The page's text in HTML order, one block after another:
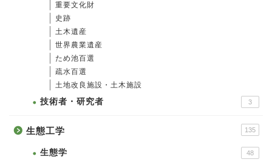
重要文化財
史跡
土木遺産
世界農業遺産
ため池百選
疏水百選
土地改良施設・土木施設
技術者・研究者 3
生態工学 135
生態学 48